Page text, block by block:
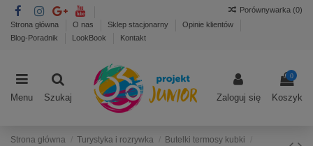
Strona główna O nas Sklep stacjonarny
Opinie klientów
Blog-Poradnik
LookBook Kontakt
Porównywarka (0)
Menu Szukaj Zaloguj się
0
Koszyk
Strona główna Turystyka i rozrywka
Butelki termosy kubki